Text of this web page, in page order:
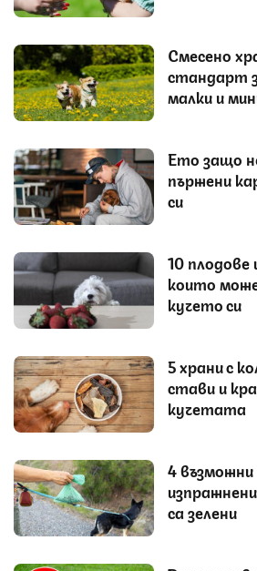
Смесено
стандарт
малки и
Ето защо
пържени
си
10 плодове
които
кучето си
5 храни с
стави и
кучетата
4
са зелени